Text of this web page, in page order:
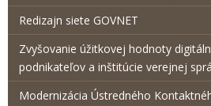
Redizajn siete GOVNET
Zvyšovanie úžitkovej hodnoty
podnikateľov a inštitúcie verejnej
Modernizácia Ústredného